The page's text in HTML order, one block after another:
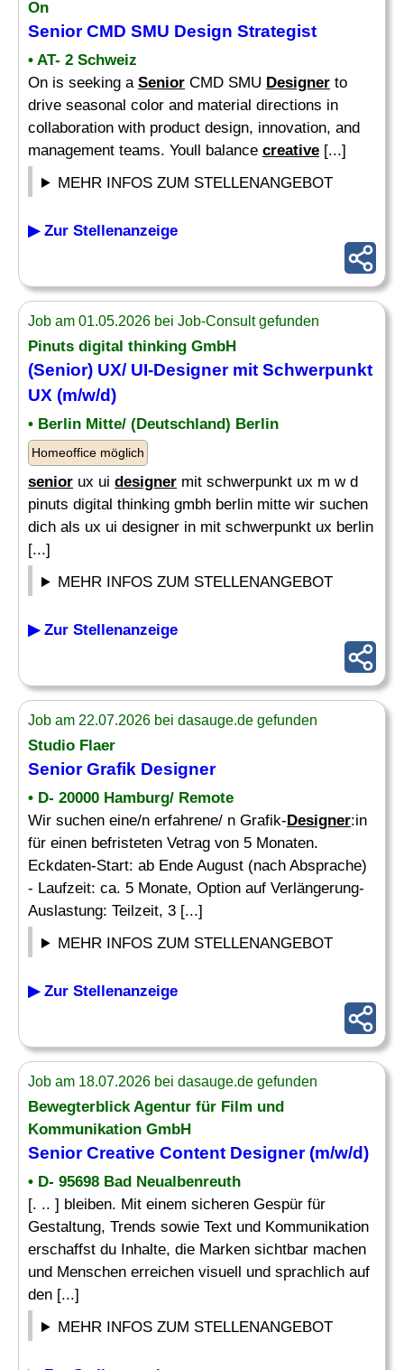
On
SeniorCMD SMU Design Strategist
• AT- 2 Schweiz
On is seeking a Senior CMD SMU Designer to
drive seasonal color and material directions in
collaboration with product design, innovation, and
management teams. Youll balance creative [...]
MEHR INFOS ZUM STELLENANGEBOT
▶ Zur Stellenanzeige
Job am 01.05.2026 bei Job-Consult gefunden
Pinuts digital thinking GmbH
(Senior) UX/ UI-Designermit Schwerpunkt
UX (m/w/d)
• Berlin Mitte/ (Deutschland) Berlin
Homeoffice möglich
senior ux ui designer mit schwerpunkt ux m w d
pinuts digital thinking gmbh berlin mitte wir suchen
dich als ux ui designer in mit schwerpunkt ux berlin
[...]
MEHR INFOS ZUM STELLENANGEBOT
▶ Zur Stellenanzeige
Job am 22.07.2026 bei dasauge.de gefunden
Studio Flaer
SeniorGrafik Designer
• D- 20000 Hamburg/ Remote
Wir suchen eine/n erfahrene/ n Grafik-Designer:in
für einen befristeten Vetrag von 5 Monaten.
Eckdaten-Start: ab Ende August (nach Absprache)
- Laufzeit: ca. 5 Monate, Option auf Verlängerung-
Auslastung: Teilzeit, 3 [...]
MEHR INFOS ZUM STELLENANGEBOT
▶ Zur Stellenanzeige
Job am 18.07.2026 bei dasauge.de gefunden
Bewegterblick Agentur für Film und
Kommunikation GmbH
Senior Creative Content Designer(m/w/d)
• D- 95698 Bad Neualbenreuth
[. .. ] bleiben. Mit einem sicheren Gespür für
Gestaltung, Trends sowie Text und Kommunikation
erschaffst du Inhalte, die Marken sichtbar machen
und Menschen erreichen visuell und sprachlich auf
den [...]
MEHR INFOS ZUM STELLENANGEBOT